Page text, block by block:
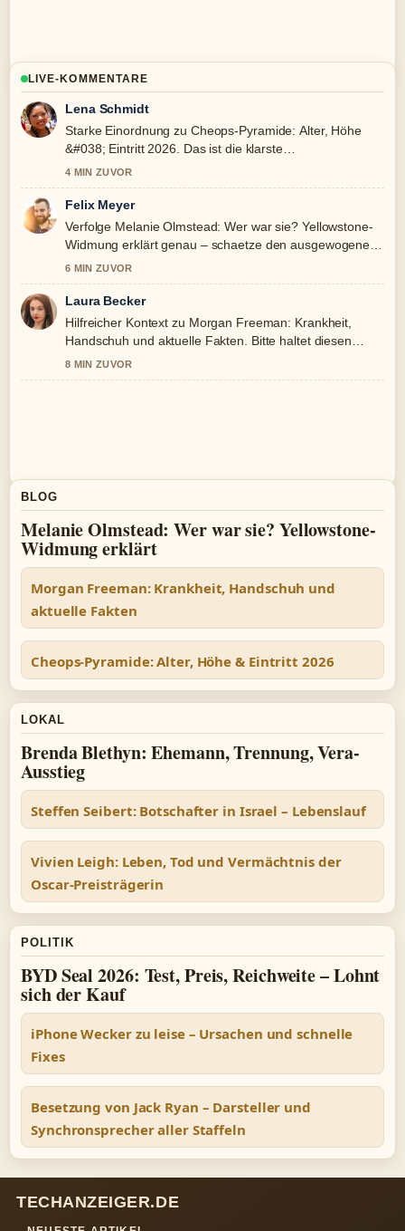
LIVE-KOMMENTARE
Lena Schmidt
Starke Einordnung zu Cheops-Pyramide: Alter, Höhe
&#038; Eintritt 2026. Das ist die klarste
Zusammenfassung, die ich heute gesehen habe.
4 MIN ZUVOR
Felix Meyer
Verfolge Melanie Olmstead: Wer war sie? Yellowstone-
Widmung erklärt genau – schaetze den ausgewogenen
Ton hier.
6 MIN ZUVOR
Laura Becker
Hilfreicher Kontext zu Morgan Freeman: Krankheit,
Handschuh und aktuelle Fakten. Bitte haltet diesen
Liveticker aktuell.
8 MIN ZUVOR
BLOG
Melanie Olmstead: Wer war sie? Yellowstone-
Widmung erklärt
Morgan Freeman: Krankheit, Handschuh und
aktuelle Fakten
Cheops-Pyramide: Alter, Höhe & Eintritt 2026
LOKAL
Brenda Blethyn: Ehemann, Trennung, Vera-
Ausstieg
Steffen Seibert: Botschafter in Israel – Lebenslauf
Vivien Leigh: Leben, Tod und Vermächtnis der
Oscar-Preisträgerin
POLITIK
BYD Seal 2026: Test, Preis, Reichweite – Lohnt
sich der Kauf
iPhone Wecker zu leise – Ursachen und schnelle
Fixes
Besetzung von Jack Ryan – Darsteller und
Synchronsprecher aller Staffeln
TECHANZEIGER.DE